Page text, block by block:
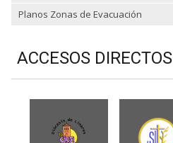
Planos Zonas de Evacuación
ACCESOS DIRECTOS